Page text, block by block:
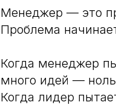
Менеджер — это
Проблема
Когда менеджер
много идей —
Когда лидер